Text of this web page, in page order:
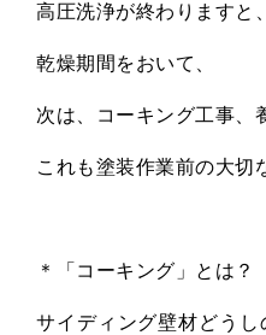
高圧洗浄が終わりますと、
乾燥期間をおいて、
次は、コーキング工事、
これも塗装作業前の大切
＊「コーキング」とは？
サイディング壁材どう